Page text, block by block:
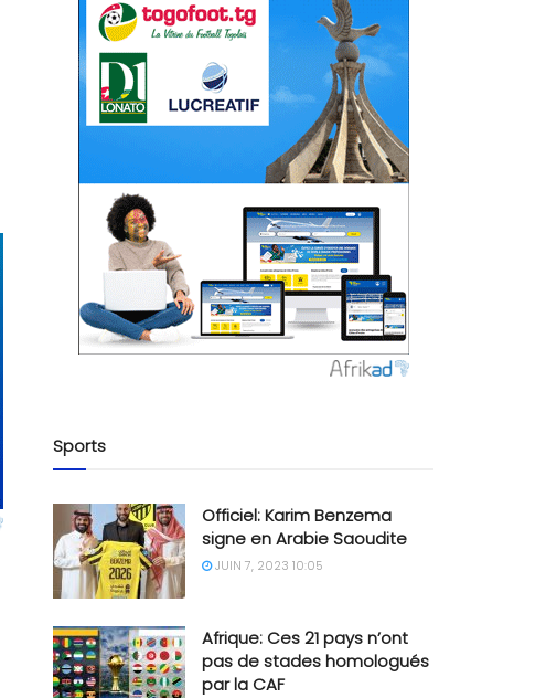
Sports
Officiel: Karim Benzema
signe en Arabie Saoudite
JUIN 7, 2023 10:05
Afrique: Ces 21 pays n’ont
pas de stades homologués
par la CAF